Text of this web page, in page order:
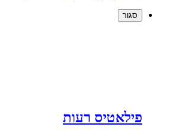
סגור
פילאטיס רעות